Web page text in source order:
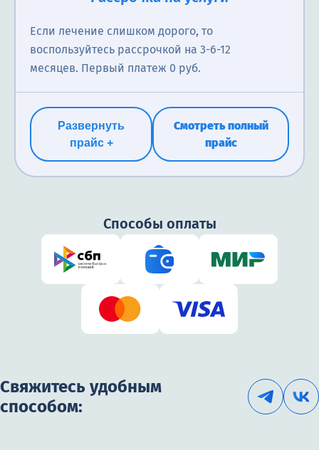
Если лечение слишком дорого, то
воспользуйтесь рассрочкой на 3-6-12
месяцев. Первый платеж 0 руб.
Развернуть
прайс +
Смотреть полный
прайс
Способы оплаты
Свяжитесь удобным
способом: